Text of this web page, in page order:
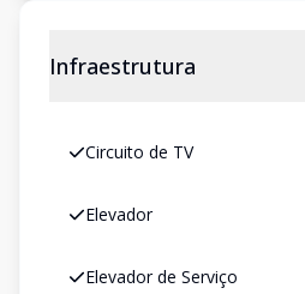
Infraestrutura
Circuito de TV
Elevador
Elevador de Serviço